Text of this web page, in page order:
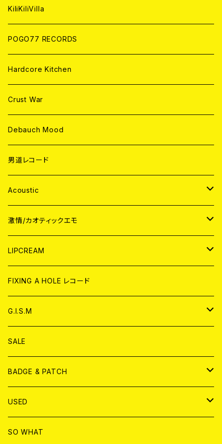
ANALOG
KiliKiliVilla
POGO77 RECORDS
Hardcore Kitchen
Crust War
Debauch Mood
男道レコード
Acoustic
JAPAN
CD
ANALOG
WORLD
CD
ANALOG
激情/カオティックエモ
JAPAN
CD
ANALOG
WORLD
CD
ANALOG
LIPCREAM
CD
アナログ
DVD
T-shirt & WEAR
FIXING A HOLE レコード
G.I.S.M
CD
ANALOG
T-SHIRT & WEAR
DVD
SALE
BADGE & PATCH
BADGE
PATCH
USED
書籍
SO WHAT